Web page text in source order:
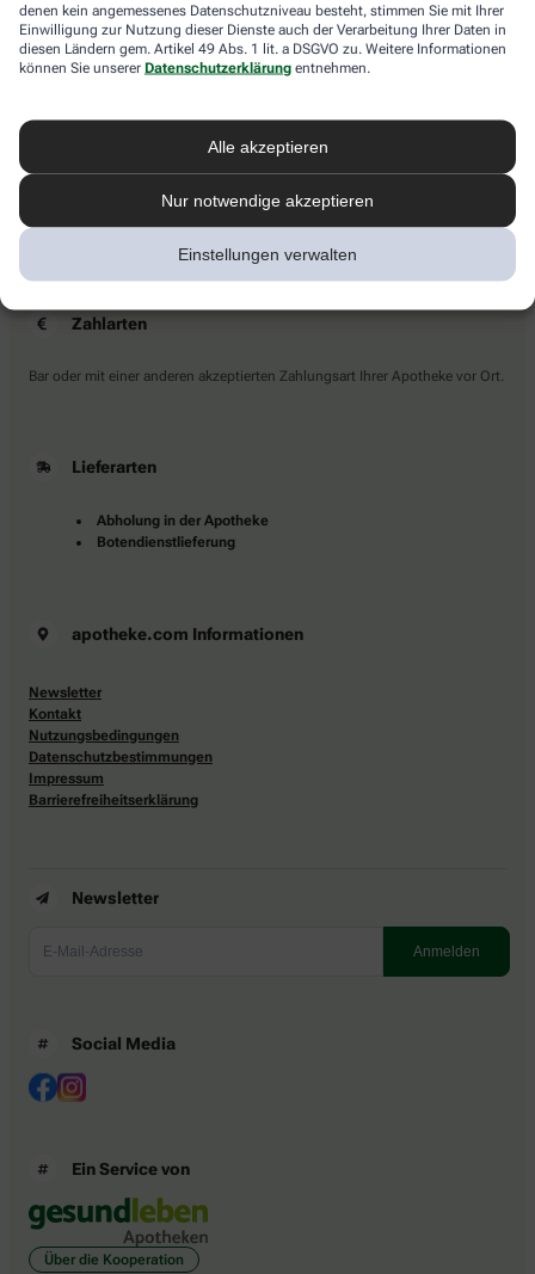
denen kein angemessenes Datenschutzniveau besteht, stimmen Sie mit Ihrer
Einwilligung zur Nutzung dieser Dienste auch der Verarbeitung Ihrer Daten in
diesen Ländern gem. Artikel 49 Abs. 1 lit. a DSGVO zu. Weitere Informationen
können Sie unserer Datenschutzerklärung entnehmen.
Alle akzeptieren
Nur notwendige akzeptieren
Einstellungen verwalten
Information der Alte Post Apotheke
Alte Post Apotheke
Inhaber: Margarete Garschhammer
53604 Bad Honnef
Kontaktieren Sie uns direkt.
Zahlarten
Bar oder mit einer anderen akzeptierten Zahlungsart Ihrer Apotheke vor Ort.
Lieferarten
Abholung in der Apotheke
Botendienstlieferung
apotheke.com Informationen
Newsletter
Kontakt
Nutzungsbedingungen
Datenschutzbestimmungen
Impressum
Barrierefreiheitserklärung
Newsletter
Social Media
Ein Service von
Über die Kooperation